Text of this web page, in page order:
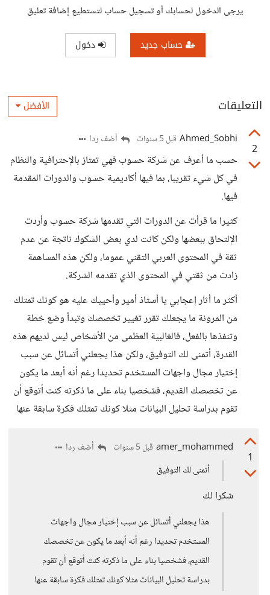
يرجى الدخول لحسابك أو تسجيل حساب لتستطيع إضافة تعليق
حساب جديد دخول
التعليقات الأفضل
2
Ahmed_Sobhi قبل 5 سنوات أضف ردا
حسب ما أعرف عن شركة حسوب فهي تمتاز بالإحترافية والنظام
في كل شيء تقريبا، بما فيها أكاديمية حسوب والدورات المقدمة
فيها.
كثيرا ما قرأت عن الدورات التي تقدمها شركة حسوب وأردت
الإلتحاق ببعضها ولكن كانت لدي بعض الشكوك ناتجة عن عدم
ثقة في المحتوى العربي التقني عموما، ولكن هذه المساهمة
زادت من ثقتي في المحتوى الذي تقدمه الشركة.
أكثر ما أثار إعجابي يا أستاذ أمير وأحييك عليه هو كونك تمتلك
من المرونة ما يجعلك تقرر تغيير تخصصك وتبدأ وضع خطة
وتنفذها بالفعل، فالغالبية العظمى من الأشخاص ليس لديهم هذه
القدرة، أتمنى لك التوفيق، ولكن هذا يجعلني أتسائل عن سبب
إختيار مجال واجهات المستخدم تحديدا رغم أنه أبعد ما يكون
عن تخصصك القديم، فشخصيا بناء على ما ذكرته كنت أتوقع أن
تقوم بدراسة تحليل البيانات مثلا كونك تمتلك فكرة سابقة عنها
1
amer_mohammed قبل 5 سنوات
أضف ردا
أتمنى لك التوفيق
شكرا لك
هذا يجعلني أتسائل عن سبب إختيار مجال واجهات
المستخدم تحديدا رغم أنه أبعد ما يكون عن تخصصك
القديم، فشخصيا بناء على ما ذكرته كنت أتوقع أن تقوم
بدراسة تحليل البيانات مثلا كونك تمتلك فكرة سابقة عنها